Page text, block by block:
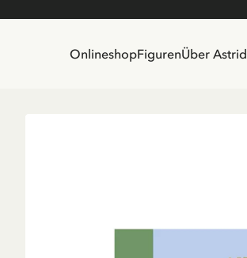
OnlineshopFigurenÜber Astrid